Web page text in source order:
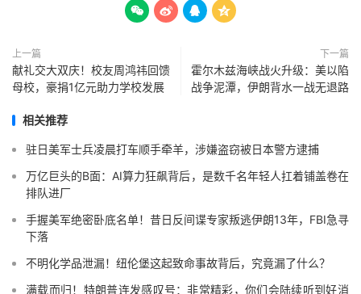
   
上一篇
献礼交大双庆！校友周鸿祎回馈
母校，豪捐1亿元助力学校发展
下一篇
霍尔木兹海峡战火升级：美以陷
战争泥潭，伊朗背水一战无退路
相关推荐
驻日美军士兵凌晨打车顺手牵羊，涉嫌盗窃被日本警方逮捕
万亿巨头的B面：AI算力狂飙背后，是数千名年轻人扛着铺盖卷在
排队进厂
手握美军绝密卧底名单！昔日反间谍专家叛逃伊朗13年，FBI急寻
下落
不明化学品泄漏！纽伦堡这起致命事故背后，究竟漏了什么？
满载而归！特朗普连发感叹号：非常精彩，你们会陆续听到好消